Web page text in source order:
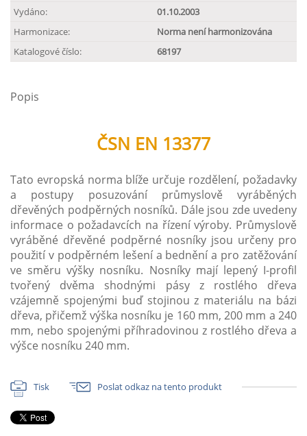
Vydáno:
01.10.2003
Harmonizace:
Norma není harmonizována
Katalogové číslo:
68197
Popis
ČSN EN 13377
Tato evropská norma blíže určuje rozdělení, požadavky
a postupy posuzování průmyslově vyráběných
dřevěných podpěrných nosníků. Dále jsou zde uvedeny
informace o požadavcích na řízení výroby. Průmyslově
vyráběné dřevěné podpěrné nosníky jsou určeny pro
použití v podpěrném lešení a bednění a pro zatěžování
ve směru výšky nosníku. Nosníky mají lepený I-profil
tvořený dvěma shodnými pásy z rostlého dřeva
vzájemně spojenými buď stojinou z materiálu na bázi
dřeva, přičemž výška nosníku je 160 mm, 200 mm a 240
mm, nebo spojenými příhradovinou z rostlého dřeva a
výšce nosníku 240 mm.
Tisk Poslat odkaz na tento produkt